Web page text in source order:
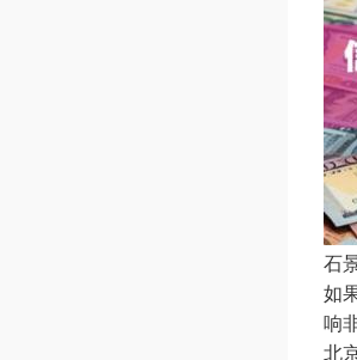
石
如
响
北